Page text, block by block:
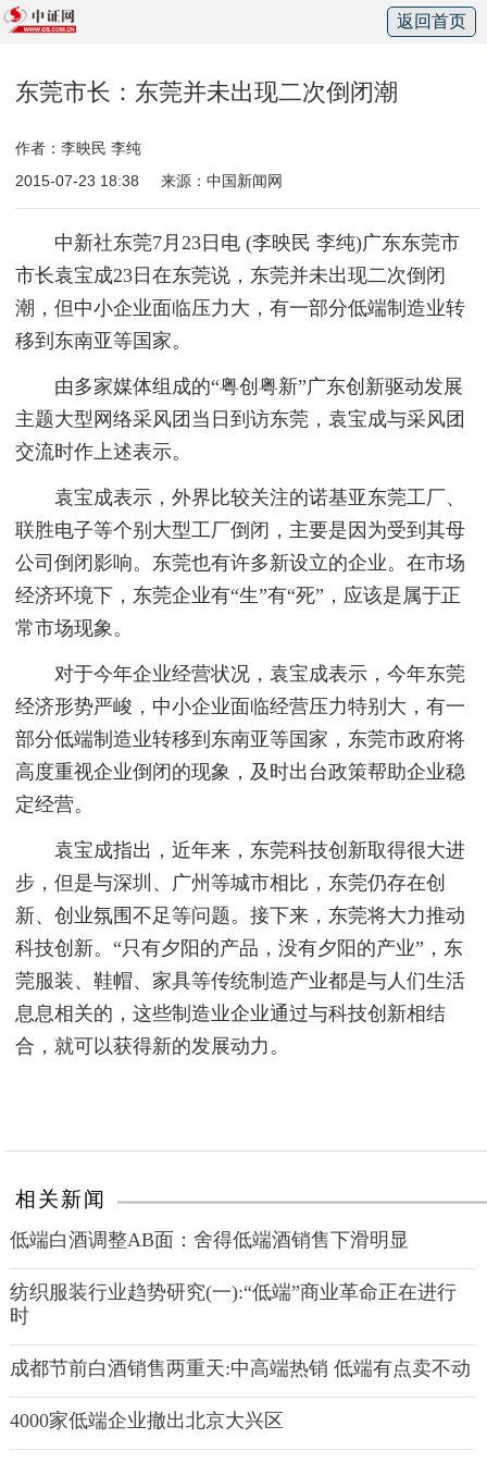
返回首页
东莞市长：东莞并未出现二次倒闭潮
作者：李映民 李纯
2015-07-23 18:38
来源：中国新闻网
中新社东莞7月23日电 (李映民 李纯)广东东莞市
市长袁宝成23日在东莞说，东莞并未出现二次倒闭
潮，但中小企业面临压力大，有一部分低端制造业转
移到东南亚等国家。
由多家媒体组成的“粤创粤新”广东创新驱动发展
主题大型网络采风团当日到访东莞，袁宝成与采风团
交流时作上述表示。
袁宝成表示，外界比较关注的诺基亚东莞工厂、
联胜电子等个别大型工厂倒闭，主要是因为受到其母
公司倒闭影响。东莞也有许多新设立的企业。在市场
经济环境下，东莞企业有“生”有“死”，应该是属于正
常市场现象。
对于今年企业经营状况，袁宝成表示，今年东莞
经济形势严峻，中小企业面临经营压力特别大，有一
部分低端制造业转移到东南亚等国家，东莞市政府将
高度重视企业倒闭的现象，及时出台政策帮助企业稳
定经营。
袁宝成指出，近年来，东莞科技创新取得很大进
步，但是与深圳、广州等城市相比，东莞仍存在创
新、创业氛围不足等问题。接下来，东莞将大力推动
科技创新。“只有夕阳的产品，没有夕阳的产业”，东
莞服装、鞋帽、家具等传统制造产业都是与人们生活
息息相关的，这些制造业企业通过与科技创新相结
合，就可以获得新的发展动力。
相关新闻
低端白酒调整AB面：舍得低端酒销售下滑明显
纺织服装行业趋势研究(一):“低端”商业革命正在进行
时
成都节前白酒销售两重天:中高端热销 低端有点卖不动
4000家低端企业撤出北京大兴区